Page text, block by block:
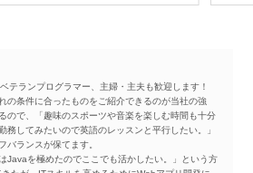
テランプログラマー、主婦・主夫も歓迎します！
の条件に合ったものをご紹介できるのが当社の強
ので、「趣味のスポーツや音楽を楽しむ時間も十分
務してみたいので英語のレッスンと平行したい。」
バランスが保てます。
Javaを極めたのでここでも活かしたい。」という方